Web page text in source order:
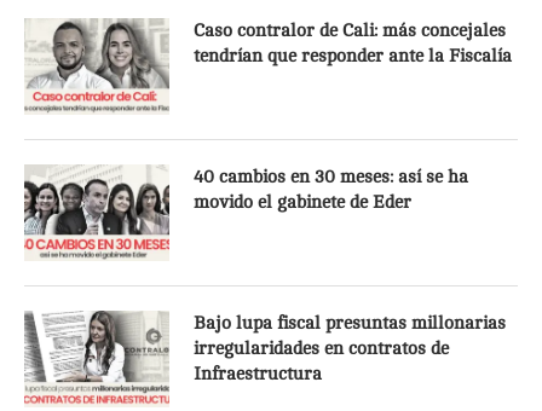
Caso contralor de Cali: más concejales
tendrían que responder ante la Fiscalía
40 cambios en 30 meses: así se ha
movido el gabinete de Eder
Bajo lupa fiscal presuntas millonarias
irregularidades en contratos de
Infraestructura